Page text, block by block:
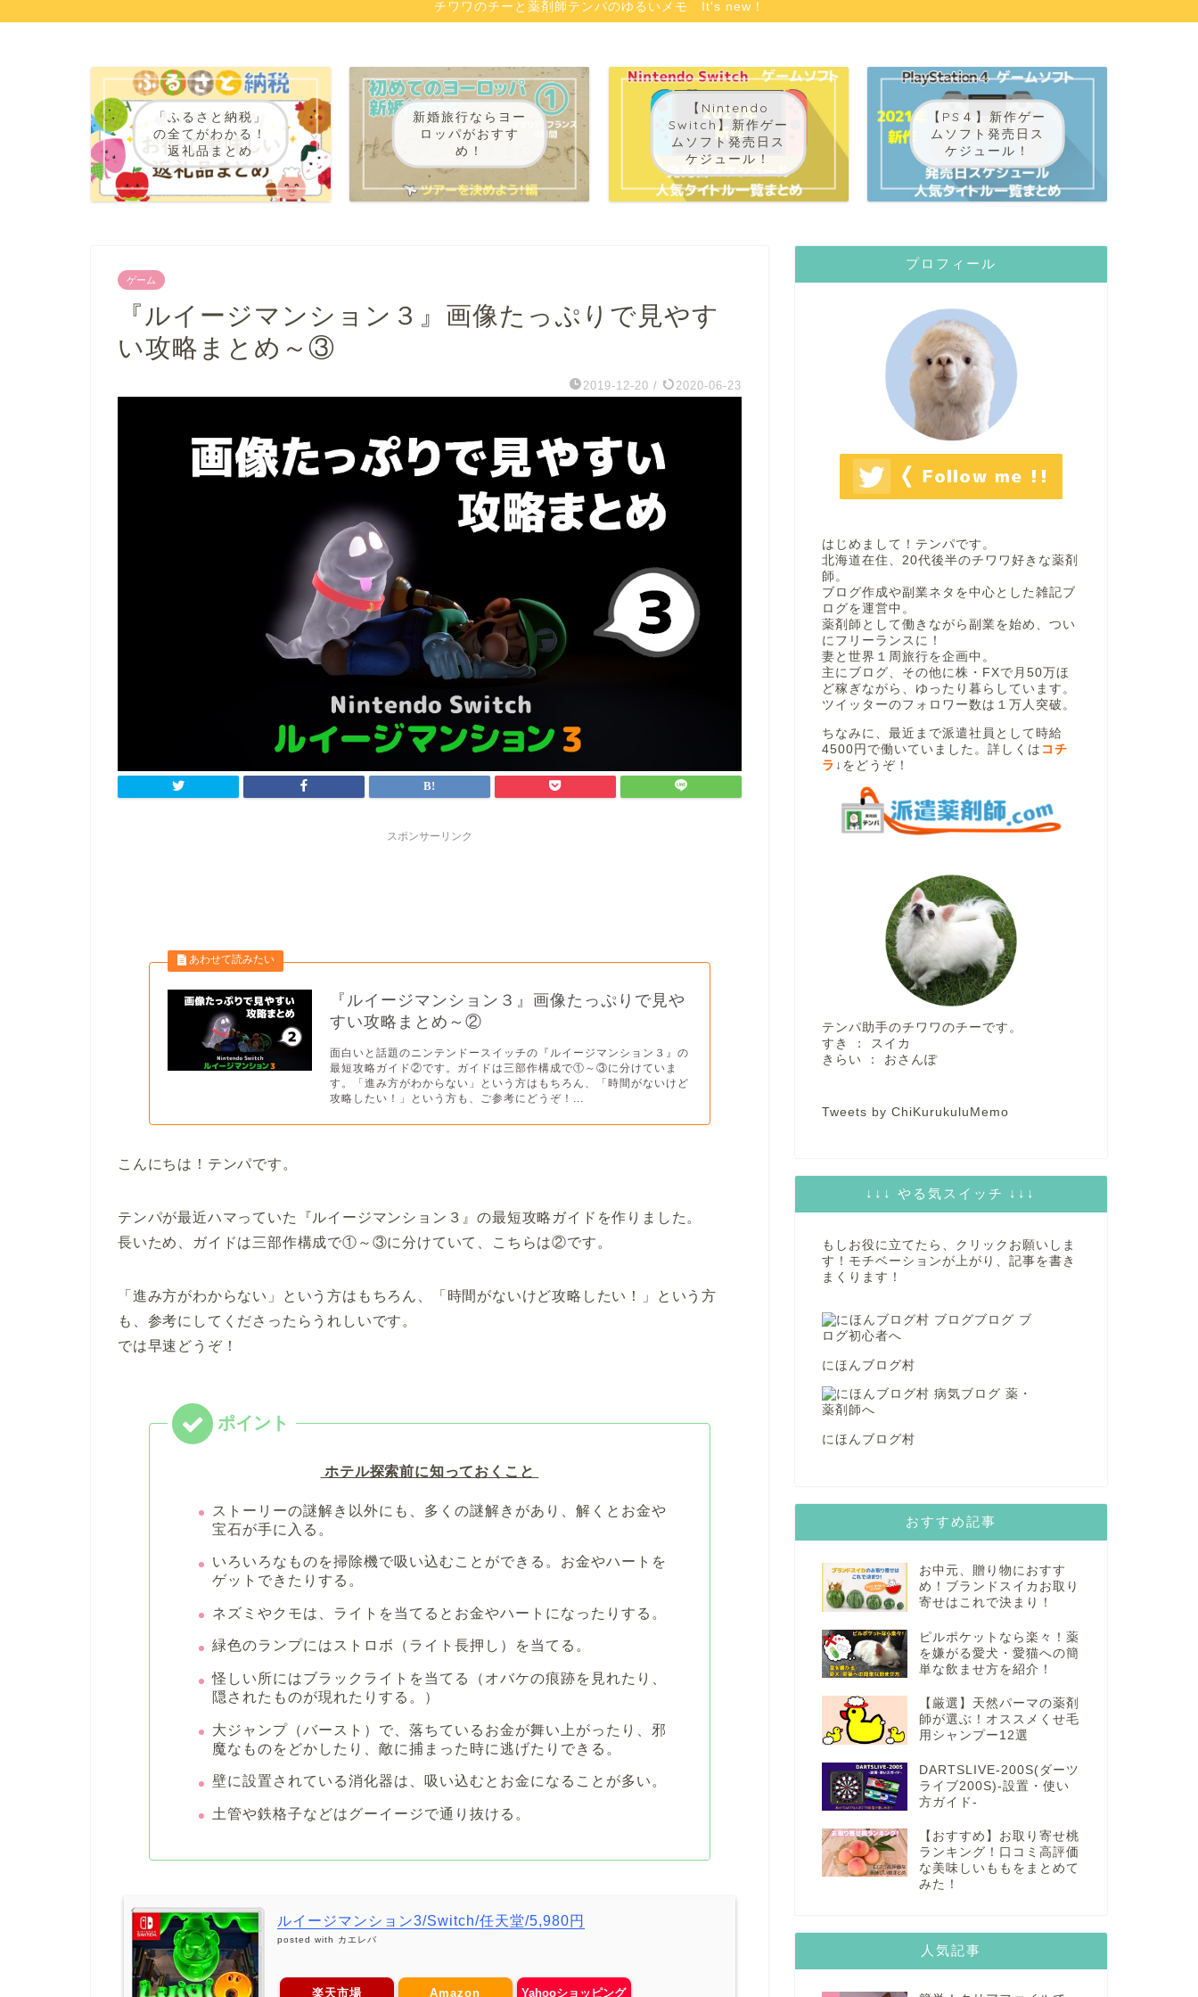
チワワのチーと薬剤師テンパのゆるいメモ It's new！
「ふるさと納税」
の全てがわかる！
返礼品まとめ
新婚旅行ならヨー
ロッパがおすす
め！
【Nintendo
Switch】新作ゲー
ムソフト発売日ス
ケジュール！
【PS４】新作ゲー
ムソフト発売日ス
ケジュール！
ゲーム
『ルイージマンション３』画像たっぷりで見やす
い攻略まとめ～③
2019-12-20 / 2020-06-23
スポンサーリンク
『ルイージマンション３』画像たっぷりで見や
すい攻略まとめ～②
面白いと話題のニンテンドースイッチの『ルイージマンション３』の
最短攻略ガイド②です。ガイドは三部作構成で①～③に分けていま
す。「進み方がわからない」という方はもちろん、「時間がないけど
攻略したい！」という方も、ご参考にどうぞ！...
こんにちは！テンパです。
テンパが最近ハマっていた『ルイージマンション３』の最短攻略ガイドを作りました。
長いため、ガイドは三部作構成で①～③に分けていて、こちらは②です。
「進み方がわからない」という方はもちろん、「時間がないけど攻略したい！」という方
も、参考にしてくださったらうれしいです。
では早速どうぞ！
ホテル探索前に知っておくこと
ストーリーの謎解き以外にも、多くの謎解きがあり、解くとお金や
宝石が手に入る。
いろいろなものを掃除機で吸い込むことができる。お金やハートを
ゲットできたりする。
ネズミやクモは、ライトを当てるとお金やハートになったりする。
緑色のランプにはストロボ（ライト長押し）を当てる。
怪しい所にはブラックライトを当てる（オバケの痕跡を見れたり、
隠されたものが現れたりする。）
大ジャンプ（バースト）で、落ちているお金が舞い上がったり、邪
魔なものをどかしたり、敵に捕まった時に逃げたりできる。
壁に設置されている消化器は、吸い込むとお金になることが多い。
土管や鉄格子などはグーイージで通り抜ける。
ルイージマンション3/Switch/任天堂/5,980円
posted with カエレバ
楽天市場 Amazon Yahooショッピング
プロフィール
はじめまして！テンパです。
北海道在住、20代後半のチワワ好きな薬剤
師。
ブログ作成や副業ネタを中心とした雑記ブ
ログを運営中。
薬剤師として働きながら副業を始め、つい
にフリーランスに！
妻と世界１周旅行を企画中。
主にブログ、その他に株・FXで月50万ほ
ど稼ぎながら、ゆったり暮らしています。
ツイッターのフォロワー数は１万人突破。
ちなみに、最近まで派遣社員として時給
4500円で働いていました。詳しくは コチ
ラ ↓ をどうぞ！
テンパ助手のチワワのチーです。
すき ： スイカ
きらい ： おさんぽ
Tweets by ChiKurukuluMemo
↓↓↓ やる気スイッチ ↓↓↓
もしお役に立てたら、クリックお願いしま
す！モチベーションが上がり、記事を書き
まくります！
にほんブログ村
にほんブログ村
おすすめ記事
お中元、贈り物におすす
め！ブランドスイカお取り
寄せはこれで決まり！
ピルポケットなら楽々！薬
を嫌がる愛犬・愛猫への簡
単な飲ませ方を紹介！
【厳選】天然パーマの薬剤
師が選ぶ！オススメくせ毛
用シャンプー12選
DARTSLIVE-200S(ダーツ
ライブ200S)-設置・使い
方ガイド-
【おすすめ】お取り寄せ桃
ランキング！口コミ高評価
な美味しいももをまとめて
みた！
人気記事